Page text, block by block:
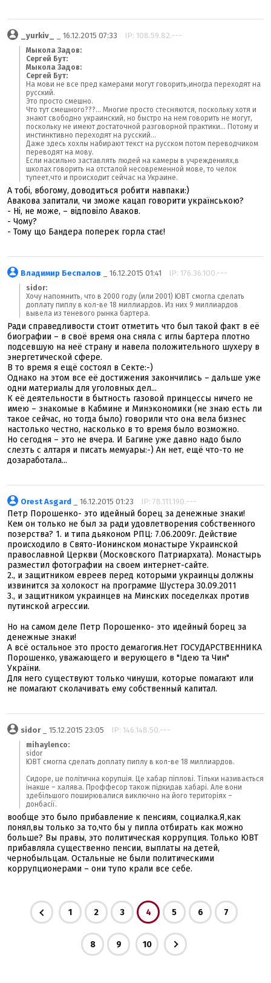
_yurkiv_ _ 16.12.2015 07:33 IP: 108.59.82.---
Мыкола Задов:
Сергей Бут:
Мыкола Задов:
Сергей Бут:
На мови не все пред камерами могут говорить,иногда переходят на
русский.
Это просто смешно.
Что тут смешного???... Многие просто стесняются, поскольку хотя и
знают свободно украинский, но быстро на нем говорить не могут,
поскольку не имеют достаточной разговорной практики... Потому и
инстинктивно переходят на русский...
Даже здесь хохлы набирают текст на русском потом переводчиком
переводят на мову.
Если насильно заставлять людей на камеры в учреждениях,в
школах говорить на отсталой несовременной мове, то челок
тупеет,что и происходит сейчас на Украине.
А тобі, вбогому, доводиться робити навпаки:)
Авакова запитали, чи зможе кацап говорити українською?
- Ні, не може, – відповіло Аваков.
- Чому?
- Тому що Бандера поперек горла стає!
Владимир Беспалов _ 16.12.2015 01:41 IP: 176.36.100.---
sidor:
Хочу напомнить, что в 2000 году (или 2001) ЮВТ смогла сделать
доплату пиплу в кол-ве 18 миллиардов. Из них 9 миллиардов
вывела из теневого рынка бартера.
Ради справедливости стоит отметить что был такой факт в её
биографии – в своё время она сняла с иглы бартера плотно
подсевшую на неё страну и навела положительного шухеру в
энергетической сфере.
В то время я ещё состоял в Секте:-)
Однако на этом все её достижения закончились – дальше уже
одни материалы для уголовных дел...
К её деятельности в бытность газовой принцессы ничего не
имею – знакомые в Кабмине и Минэкономики (не знаю есть ли
такое сейчас, но тогда было) говорили что она вела бизнес
настолько честно, насколько в то время было возможно.
Но сегодня – это не вчера. И Багине уже давно надо было
слезть с алтаря и писать мемуары:-) Ан нет, ещё что-то не
дозаработала...
Orest Asgard _ 16.12.2015 01:23 IP: 78.111.190.---
Петр Порошенко- это идейный борец за денежные знаки!
Кем он только не был за ради удовлетворения собственного
позерства? 1. и типа дьяконом РПЦ: 7.06.2009г. Действие
происходило в Свято-Ионинском монастыре Украинской
православной Церкви (Московского Патриархата). Монастырь
разместил фотографии на своем интернет-сайте.
2., и защитником евреев перед которыми украинцы должны
извинится за холокост на программе Шустера 30.09.2011
3., и защитником украинцев на Минских поседелках против
путинской агрессии.
Но на самом деле Петр Порошенко- это идейный борец за
денежные знаки!
А всё остальное это просто демагогия.Нет ГОСУДАРСТВЕННИКА
Порошенко, уважающего и верующего в "Ідею та Чин"
України.
Для него существуют только чинуши, которые помагают или
не помагают сколачивать ему собственный капитал.
sidor_ 15.12.2015 23:05 IP: 146.148.50.---
mihaylenco:
sidor
ЮВТ смогла сделать доплату пиплу в кол-ве 18 миллиардов.
Сидоре, це політична корупція. Це хабар піплові. Тільки називається
інакше – халява. Проффесор також підкидав хабарі. Але вони
здебільшого поширювалися виключно на його територіях –
донбасії.
вообще это было прибавление к пенсиям, социалка.Я,как
понял,вы только за то,что бы у пипла отбирать как можно
больше? Вы правы, это политическая коррупция. Только ЮВТ
прибавляла существенно пенсии, выплаты на детей,
чернобыльцам. Остальные не были политическими
коррупционерами – они тупо крали все себе.
1 2 3 4 5 6 7
8 9 10